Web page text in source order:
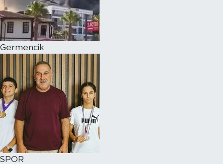
Germencik
SPOR